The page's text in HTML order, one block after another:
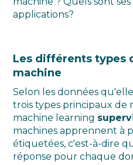
applications?
Les différents types
machine
Selon les données
trois types principaux de
machine learning
machines apprennent à
étiquetées, c'est-à-dire
réponse pour chaque